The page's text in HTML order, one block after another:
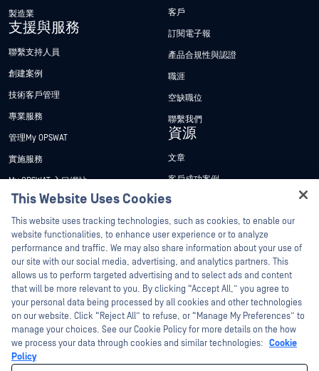
製造業
支援與服務
聯繫支持人員
創建案例
技術客戶管理
專業服務
管理My OPSWAT
實施服務
My OPSWAT 入口網站
技術檔案
訓練
漏洞通報計畫
合作夥伴
認證
技術合作夥伴
管道合作夥伴計劃
客戶
訂閱電子報
產品合規性與認證
職涯
空缺職位
聯繫我們
資源
文章
客戶成功案例
新聞稿
新聞報導
網路研討會
產品型錄
白皮書
免費工具
©2026OPSWAT . 保留所有權利。OPSWAT、MetaDefender、Metascan、
This Website Uses Cookies
This website uses tracking technologies, such as cookies, to enable our
website functionalities, to enhance user experience or to analyze
performance and traffic. We may also share information about your use of
our site with our social media, advertising, and analytics partners. This
allows us to perform targeted advertising and to select ads and content
that will be more relevant to you. By clicking “Accept All,” you agree to
your personal data being processed by all cookies and other technologies
on our website. Click “Reject All” to refuse, or “Manage My Preferences” to
manage your choices. See our Cookie Policy for more details on the how
we process your data through cookies and similar technologies: Cookie
Policy
Hey there!
I'm Ozzy, your OPSWAT virtual assistant.
How can I help you secure what's critical
today?